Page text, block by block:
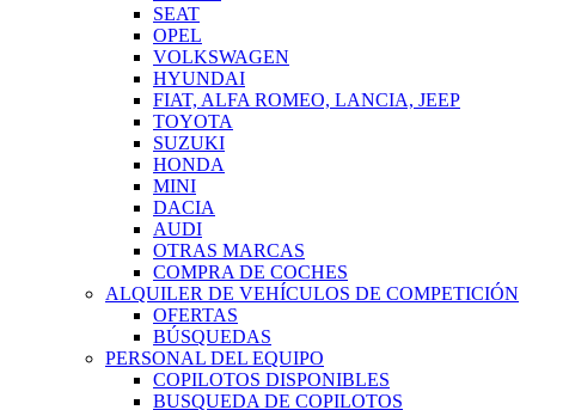
SEAT
OPEL
VOLKSWAGEN
HYUNDAI
FIAT, ALFA ROMEO, LANCIA, JEEP
TOYOTA
SUZUKI
HONDA
MINI
DACIA
AUDI
OTRAS MARCAS
COMPRA DE COCHES
ALQUILER DE VEHÍCULOS DE COMPETICIÓN
OFERTAS
BÚSQUEDAS
PERSONAL DEL EQUIPO
COPILOTOS DISPONIBLES
BUSQUEDA DE COPILOTOS